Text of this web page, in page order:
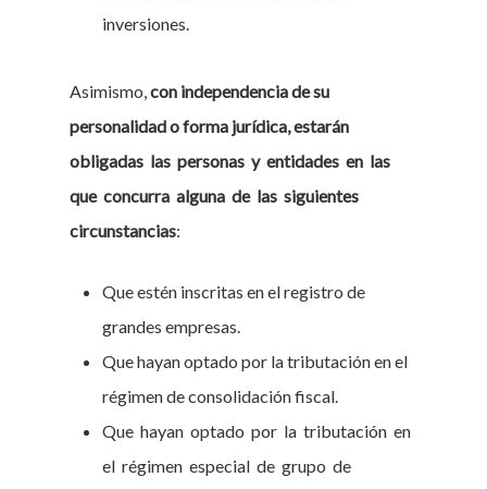
inversiones.
Asimismo,con independencia de su
personalidad o forma jurídica, estarán
obligadas las personas y entidades en las
que concurra alguna de las siguientes
circunstancias:
Que estén inscritas en el registro de
grandes empresas.
Que hayan optado por la tributación en el
régimen de consolidación fiscal.
Que hayan optado por la tributación en
el régimen especial de grupo de